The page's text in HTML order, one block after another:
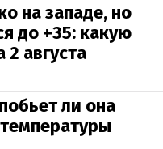
на западе, но
до +35: какую
2 августа
ли она